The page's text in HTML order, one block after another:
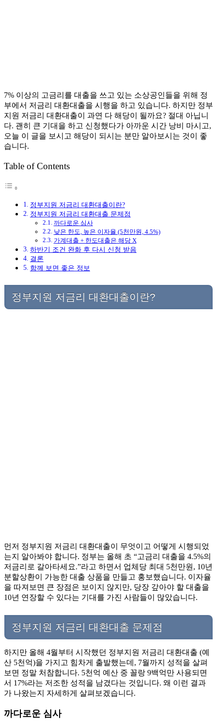
7% 이상의 고금리를 대출을 쓰고 있는 소상공인들을 위해 정
부에서 저금리 대환대출을 시행을 하고 있습니다. 하지만 정부
지원 저금리 대환대출이 과연 다 해당이 될까요? 절대 아닙니
다. 괜히 큰 기대을 하고 신청했다가 아까운 시간 낭비 마시고,
오늘 이 글을 보시고 해당이 되시는 분만 알아보시는 것이 좋
습니다.
Table of Contents
정부지원 저금리 대환대출이란?
정부지원 저금리 대환대출 문제점
까다로운 심사
낮은 한도, 높은 이자율 (5천만원, 4.5%)
가계대출 + 한도대출은 해당 X
하반기 조건 완화 후 다시 신청 받음
결론
함께 보면 좋은 정보
정부지원 저금리 대환대출이란?
먼저 정부지원 저금리 대환대출이 무엇이고 어떻게 시행되었
는지 알아봐야 합니다. 정부는 올해 초 “고금리 대출을 4.5%의
저금리로 갈아타세요.”라고 하면서 업체당 최대 5천만원, 10년
분할상환이 가능한 대출 상품을 만들고 홍보했습니다. 이자율
을 따져보면 큰 장점은 보이지 않지만, 당장 갚아야 할 대출을
10년 연장할 수 있다는 기대를 가진 사람들이 많았습니다.
정부지원 저금리 대환대출 문제점
하지만 올해 4월부터 시작했던 정부지원 저금리 대환대출 (예
산 5천억)을 가지고 힘차게 출발했는데, 7월까지 성적을 살펴
보면 정말 처참합니다. 5천억 예산 중 꼴랑 9백억만 사용되면
서 17%라는 저조한 성적을 남겼다는 것입니다. 왜 이런 결과
가 나왔는지 자세하게 살펴보겠습니다.
까다로운 심사